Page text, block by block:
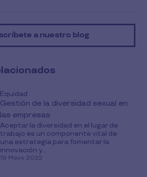
a nuestro blog
Equidad
Gestión de la diversidad sexual en
las empresas
Aceptar la diversidad en el lugar de
trabajo es un componente vital de
una estrategia para fomentar la
innovación y...
19 Mayo 2022